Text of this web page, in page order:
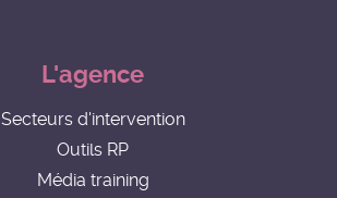
L'agence
Secteurs d'intervention
Outils RP
Média training